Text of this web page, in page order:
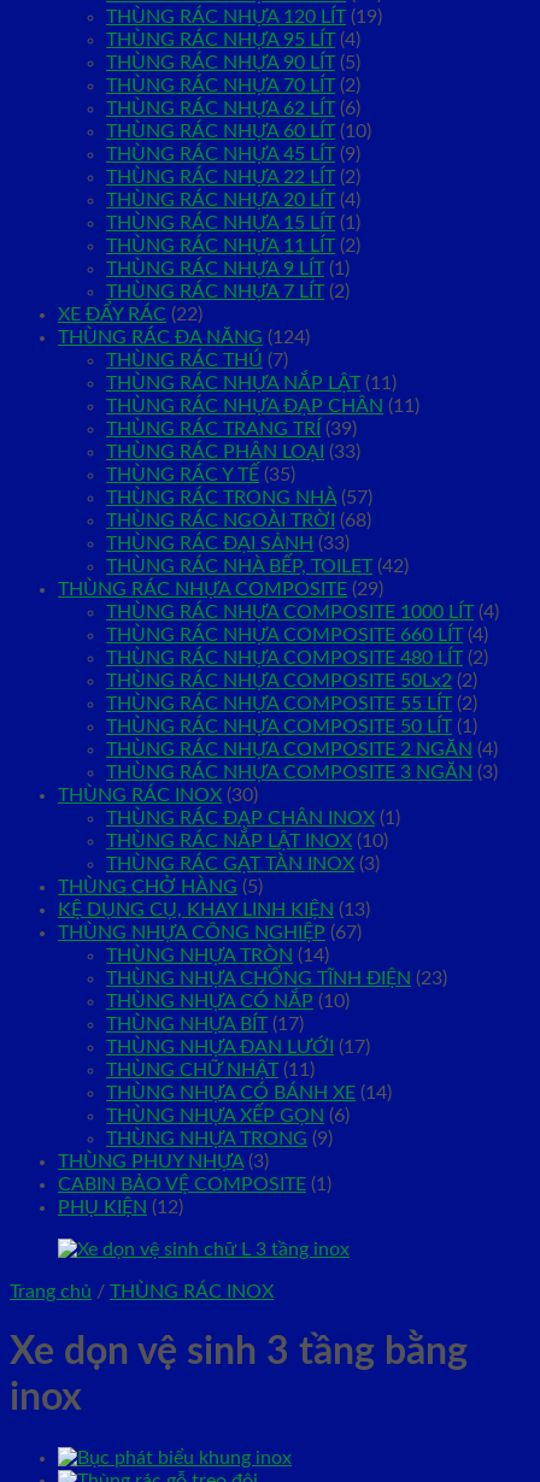
THÙNG RÁC NHỰA 120 LÍT (19)
THÙNG RÁC NHỰA 95 LÍT (4)
THÙNG RÁC NHỰA 90 LÍT (5)
THÙNG RÁC NHỰA 70 LÍT (2)
THÙNG RÁC NHỰA 62 LÍT (6)
THÙNG RÁC NHỰA 60 LÍT (10)
THÙNG RÁC NHỰA 45 LÍT (9)
THÙNG RÁC NHỰA 22 LÍT (2)
THÙNG RÁC NHỰA 20 LÍT (4)
THÙNG RÁC NHỰA 15 LÍT (1)
THÙNG RÁC NHỰA 11 LÍT (2)
THÙNG RÁC NHỰA 9 LÍT (1)
THÙNG RÁC NHỰA 7 LÍT (2)
XE ĐẨY RÁC (22)
THÙNG RÁC ĐA NĂNG (124)
THÙNG RÁC THÚ (7)
THÙNG RÁC NHỰA NẮP LẬT (11)
THÙNG RÁC NHỰA ĐẠP CHÂN (11)
THÙNG RÁC TRANG TRÍ
(39)
THÙNG RÁC PHÂN LOẠI
(33)
THÙNG RÁC Y TẾ (35)
THÙNG RÁC TRONG NHÀ (57)
THÙNG RÁC NGOÀI TRỜI
(68)
THÙNG RÁC ĐẠI SẢNH (33)
THÙNG RÁC NHÀ BẾP, TOILET (42)
THÙNG RÁC NHỰA COMPOSITE (29)
THÙNG RÁC NHỰA COMPOSITE 1000 LÍT (4)
THÙNG RÁC NHỰA COMPOSITE 660 LÍT (4)
THÙNG RÁC NHỰA COMPOSITE 480 LÍT (2)
THÙNG RÁC NHỰA COMPOSITE 50Lx2 (2)
THÙNG RÁC NHỰA COMPOSITE 55 LÍT (2)
THÙNG RÁC NHỰA COMPOSITE 50 LÍT (1)
THÙNG RÁC NHỰA COMPOSITE 2 NGĂN (4)
THÙNG RÁC NHỰA COMPOSITE 3 NGĂN (3)
THÙNG RÁC INOX (30)
THÙNG RÁC ĐẠP CHÂN INOX (1)
THÙNG RÁC NẮP LẬT INOX (10)
THÙNG RÁC GẠT TÀN INOX (3)
THÙNG CHỞ HÀNG (5)
KỆ DỤNG CỤ, KHAY LINH KIỆN (13)
THÙNG NHỰA CÔNG NGHIỆP (67)
THÙNG NHỰA TRÒN (14)
THÙNG NHỰA CHỐNG TĨNH ĐIỆN (23)
THÙNG NHỰA CÓ NẮP (10)
THÙNG NHỰA BÍT (17)
THÙNG NHỰA ĐAN LƯỚI
(17)
THÙNG CHỮ NHẬT (11)
THÙNG NHỰA CÓ BÁNH XE (14)
THÙNG NHỰA XẾP GỌN (6)
THÙNG NHỰA TRONG (9)
THÙNG PHUY NHỰA (3)
CABIN BẢO VỆ COMPOSITE (1)
PHỤ KIỆN (12)
Trang chủ / THÙNG RÁC INOX
Xe dọn vệ sinh 3 tầng bằng
inox